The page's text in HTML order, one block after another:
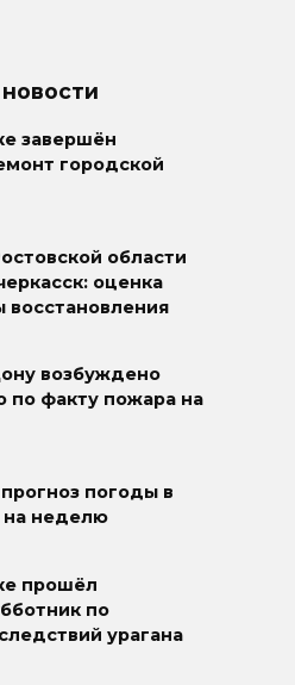
завершён
городской
области
оценка
возбуждено
по факту пожара на
погоды в
на неделю
прошёл
по
урагана